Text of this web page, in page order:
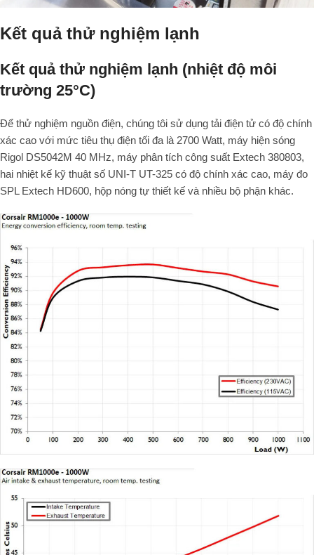
Kết quả thử nghiệm lạnh
Kết quả thử nghiệm lạnh (nhiệt độ môi
trường 25°C)
Để thử nghiệm nguồn điện, chúng tôi sử dụng tải điện tử có độ chính
xác cao với mức tiêu thụ điện tối đa là 2700 Watt, máy hiện sóng
Rigol DS5042M 40 MHz, máy phân tích công suất Extech 380803,
hai nhiệt kế kỹ thuật số UNI-T UT-325 có độ chính xác cao, máy đo
SPL Extech HD600, hộp nóng tự thiết kế và nhiều bộ phận khác.